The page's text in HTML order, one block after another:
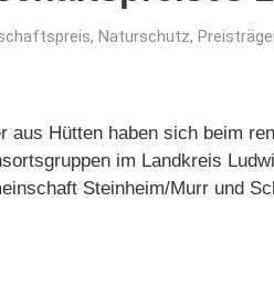
, Naturschutz,
aus Hütten haben sich beim
im Landkreis
Steinheim/Murr und